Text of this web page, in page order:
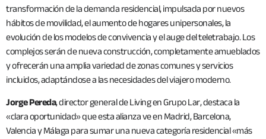
transformación de la demanda residencial, impulsada por nuevos
hábitos de movilidad, el aumento de hogares unipersonales, la
evolución de los modelos de convivencia y el auge del teletrabajo. Los
complejos serán de nueva construcción, completamente amueblados
y ofrecerán una amplia variedad de zonas comunes y servicios
incluidos, adaptándose a las necesidades del viajero moderno.
Jorge Pereda, director general de Living en Grupo Lar, destaca la
«clara oportunidad» que esta alianza ve en Madrid, Barcelona,
Valencia y Málaga para sumar una nueva categoría residencial «más